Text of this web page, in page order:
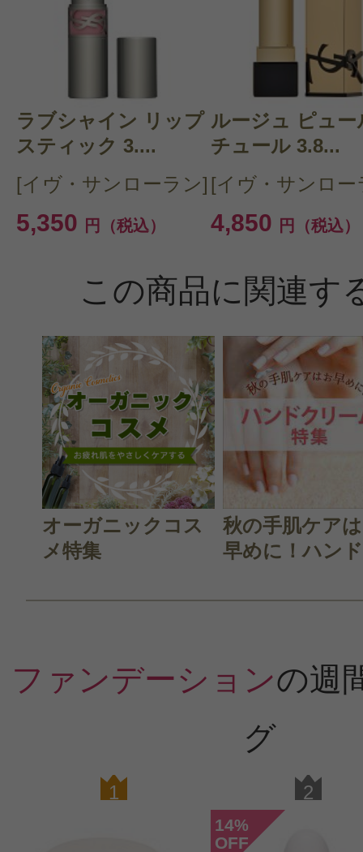
ラブシャイン リップ
スティック 3....
[イヴ・サンローラン]
5,350 円（税込）
ルージュ ピュー
チュール 3.8...
[イヴ・サンロー
4,850 円（税込）
この商品に関連す
オーガニックコス
メ特集
秋の手肌ケア
早めに！ハン
ファンデーションの週
グ
1 2
14%
OFF